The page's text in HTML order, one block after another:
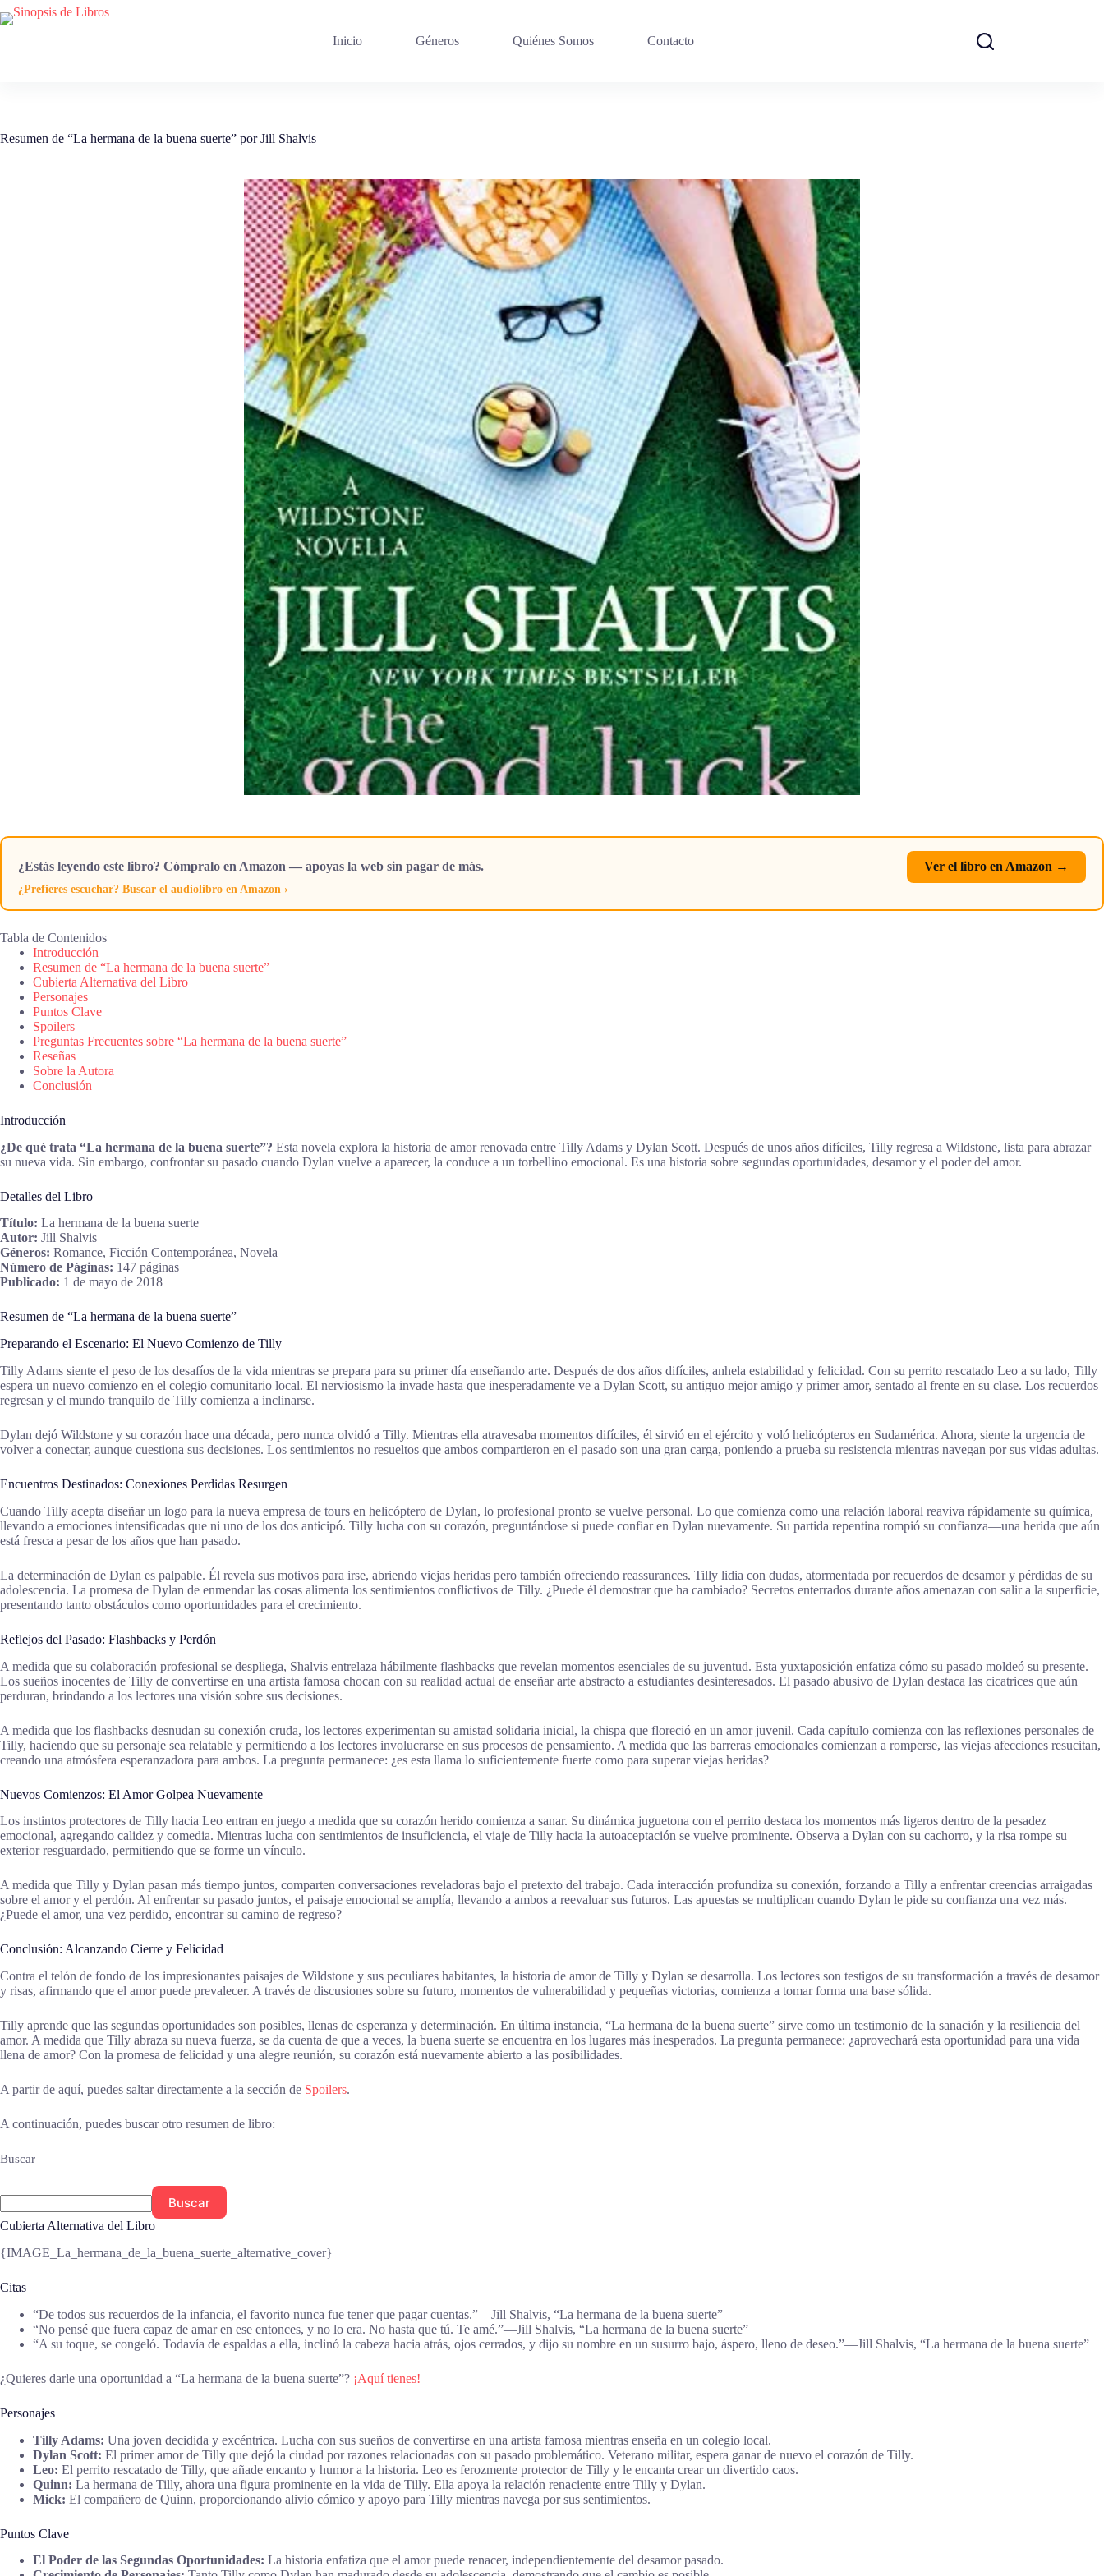
Saltar
al
Inicio Géneros Quiénes Somos Contacto
Resumen de “La hermana de la buena suerte” por Jill Shalvis
¿Estás leyendo este libro? Cómpralo en Amazon — apoyas la web sin pagar de más. Ver el libro en Amazon →
¿Prefieres escuchar? Buscar el audiolibro en Amazon ›
Tabla de Contenidos
Introducción
Resumen de “La hermana de la buena suerte”
Cubierta Alternativa del Libro
Personajes
Puntos Clave
Spoilers
Preguntas Frecuentes sobre “La hermana de la buena suerte”
Reseñas
Sobre la Autora
Conclusión
Introducción
¿De qué trata “La hermana de la buena suerte”? Esta novela explora la historia de amor renovada entre Tilly Adams y Dylan Scott. Después de unos años difíciles, Tilly regresa a Wildstone, lista para abrazar
su nueva vida. Sin embargo, confrontar su pasado cuando Dylan vuelve a aparecer, la conduce a un torbellino emocional. Es una historia sobre segundas oportunidades, desamor y el poder del amor.
Detalles del Libro
Título: La hermana de la buena suerte
Autor: Jill Shalvis
Géneros: Romance, Ficción Contemporánea, Novela
Número de Páginas: 147 páginas
Publicado: 1 de mayo de 2018
Resumen de “La hermana de la buena suerte”
Preparando el Escenario: El Nuevo Comienzo de Tilly
Tilly Adams siente el peso de los desafíos de la vida mientras se prepara para su primer día enseñando arte. Después de dos años difíciles, anhela estabilidad y felicidad. Con su perrito rescatado Leo a su lado, Tilly
espera un nuevo comienzo en el colegio comunitario local. El nerviosismo la invade hasta que inesperadamente ve a Dylan Scott, su antiguo mejor amigo y primer amor, sentado al frente en su clase. Los recuerdos
regresan y el mundo tranquilo de Tilly comienza a inclinarse.
Dylan dejó Wildstone y su corazón hace una década, pero nunca olvidó a Tilly. Mientras ella atravesaba momentos difíciles, él sirvió en el ejército y voló helicópteros en Sudamérica. Ahora, siente la urgencia de
volver a conectar, aunque cuestiona sus decisiones. Los sentimientos no resueltos que ambos compartieron en el pasado son una gran carga, poniendo a prueba su resistencia mientras navegan por sus vidas adultas.
Encuentros Destinados: Conexiones Perdidas Resurgen
Cuando Tilly acepta diseñar un logo para la nueva empresa de tours en helicóptero de Dylan, lo profesional pronto se vuelve personal. Lo que comienza como una relación laboral reaviva rápidamente su química,
llevando a emociones intensificadas que ni uno de los dos anticipó. Tilly lucha con su corazón, preguntándose si puede confiar en Dylan nuevamente. Su partida repentina rompió su confianza—una herida que aún
está fresca a pesar de los años que han pasado.
La determinación de Dylan es palpable. Él revela sus motivos para irse, abriendo viejas heridas pero también ofreciendo reassurances. Tilly lidia con dudas, atormentada por recuerdos de desamor y pérdidas de su
adolescencia. La promesa de Dylan de enmendar las cosas alimenta los sentimientos conflictivos de Tilly. ¿Puede él demostrar que ha cambiado? Secretos enterrados durante años amenazan con salir a la superficie,
presentando tanto obstáculos como oportunidades para el crecimiento.
Reflejos del Pasado: Flashbacks y Perdón
A medida que su colaboración profesional se despliega, Shalvis entrelaza hábilmente flashbacks que revelan momentos esenciales de su juventud. Esta yuxtaposición enfatiza cómo su pasado moldeó su presente.
Los sueños inocentes de Tilly de convertirse en una artista famosa chocan con su realidad actual de enseñar arte abstracto a estudiantes desinteresados. El pasado abusivo de Dylan destaca las cicatrices que aún
perduran, brindando a los lectores una visión sobre sus decisiones.
A medida que los flashbacks desnudan su conexión cruda, los lectores experimentan su amistad solidaria inicial, la chispa que floreció en un amor juvenil. Cada capítulo comienza con las reflexiones personales de
Tilly, haciendo que su personaje sea relatable y permitiendo a los lectores involucrarse en sus procesos de pensamiento. A medida que las barreras emocionales comienzan a romperse, las viejas afecciones resucitan,
creando una atmósfera esperanzadora para ambos. La pregunta permanece: ¿es esta llama lo suficientemente fuerte como para superar viejas heridas?
Nuevos Comienzos: El Amor Golpea Nuevamente
Los instintos protectores de Tilly hacia Leo entran en juego a medida que su corazón herido comienza a sanar. Su dinámica juguetona con el perrito destaca los momentos más ligeros dentro de la pesadez
emocional, agregando calidez y comedia. Mientras lucha con sentimientos de insuficiencia, el viaje de Tilly hacia la autoaceptación se vuelve prominente. Observa a Dylan con su cachorro, y la risa rompe su
exterior resguardado, permitiendo que se forme un vínculo.
A medida que Tilly y Dylan pasan más tiempo juntos, comparten conversaciones reveladoras bajo el pretexto del trabajo. Cada interacción profundiza su conexión, forzando a Tilly a enfrentar creencias arraigadas
sobre el amor y el perdón. Al enfrentar su pasado juntos, el paisaje emocional se amplía, llevando a ambos a reevaluar sus futuros. Las apuestas se multiplican cuando Dylan le pide su confianza una vez más.
¿Puede el amor, una vez perdido, encontrar su camino de regreso?
Conclusión: Alcanzando Cierre y Felicidad
Contra el telón de fondo de los impresionantes paisajes de Wildstone y sus peculiares habitantes, la historia de amor de Tilly y Dylan se desarrolla. Los lectores son testigos de su transformación a través de desamor
y risas, afirmando que el amor puede prevalecer. A través de discusiones sobre su futuro, momentos de vulnerabilidad y pequeñas victorias, comienza a tomar forma una base sólida.
Tilly aprende que las segundas oportunidades son posibles, llenas de esperanza y determinación. En última instancia, “La hermana de la buena suerte” sirve como un testimonio de la sanación y la resiliencia del
amor. A medida que Tilly abraza su nueva fuerza, se da cuenta de que a veces, la buena suerte se encuentra en los lugares más inesperados. La pregunta permanece: ¿aprovechará esta oportunidad para una vida
llena de amor? Con la promesa de felicidad y una alegre reunión, su corazón está nuevamente abierto a las posibilidades.
A partir de aquí, puedes saltar directamente a la sección de Spoilers.
A continuación, puedes buscar otro resumen de libro:
Buscar
Buscar
Cubierta Alternativa del Libro
{IMAGE_La_hermana_de_la_buena_suerte_alternative_cover}
Citas
“De todos sus recuerdos de la infancia, el favorito nunca fue tener que pagar cuentas.”―Jill Shalvis, “La hermana de la buena suerte”
“No pensé que fuera capaz de amar en ese entonces, y no lo era. No hasta que tú. Te amé.”―Jill Shalvis, “La hermana de la buena suerte”
“A su toque, se congeló. Todavía de espaldas a ella, inclinó la cabeza hacia atrás, ojos cerrados, y dijo su nombre en un susurro bajo, áspero, lleno de deseo.”―Jill Shalvis, “La hermana de la buena suerte”
¿Quieres darle una oportunidad a “La hermana de la buena suerte”? ¡Aquí tienes!
Personajes
Tilly Adams: Una joven decidida y excéntrica. Lucha con sus sueños de convertirse en una artista famosa mientras enseña en un colegio local.
Dylan Scott: El primer amor de Tilly que dejó la ciudad por razones relacionadas con su pasado problemático. Veterano militar, espera ganar de nuevo el corazón de Tilly.
Leo: El perrito rescatado de Tilly, que añade encanto y humor a la historia. Leo es ferozmente protector de Tilly y le encanta crear un divertido caos.
Quinn: La hermana de Tilly, ahora una figura prominente en la vida de Tilly. Ella apoya la relación renaciente entre Tilly y Dylan.
Mick: El compañero de Quinn, proporcionando alivio cómico y apoyo para Tilly mientras navega por sus sentimientos.
Puntos Clave
El Poder de las Segundas Oportunidades: La historia enfatiza que el amor puede renacer, independientemente del desamor pasado.